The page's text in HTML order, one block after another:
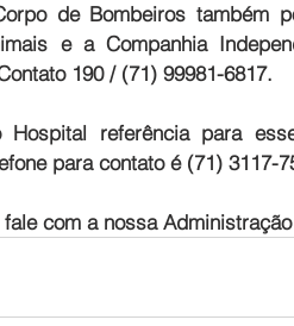
de Bombeiros também
e a Companhia
190 / (71) 99981-6817.
referência para
para contato é (71) 3117-
com a nossa Administração